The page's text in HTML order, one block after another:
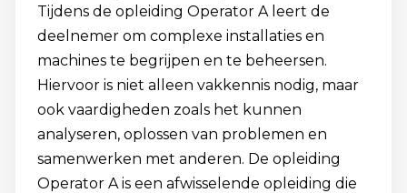
Tijdens de opleiding Operator A leert de
deelnemer om complexe installaties en
machines te begrijpen en te beheersen.
Hiervoor is niet alleen vakkennis nodig, maar
ook vaardigheden zoals het kunnen
analyseren, oplossen van problemen en
samenwerken met anderen. De opleiding
Operator A is een afwisselende opleiding die